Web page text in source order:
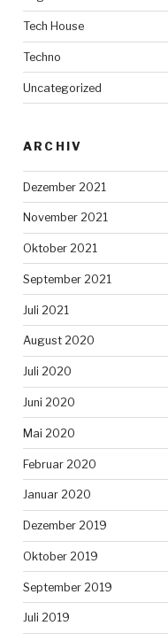
Tech House
Techno
Uncategorized
ARCHIV
Dezember 2021
November 2021
Oktober 2021
September 2021
Juli 2021
August 2020
Juli 2020
Juni 2020
Mai 2020
Februar 2020
Januar 2020
Dezember 2019
Oktober 2019
September 2019
Juli 2019